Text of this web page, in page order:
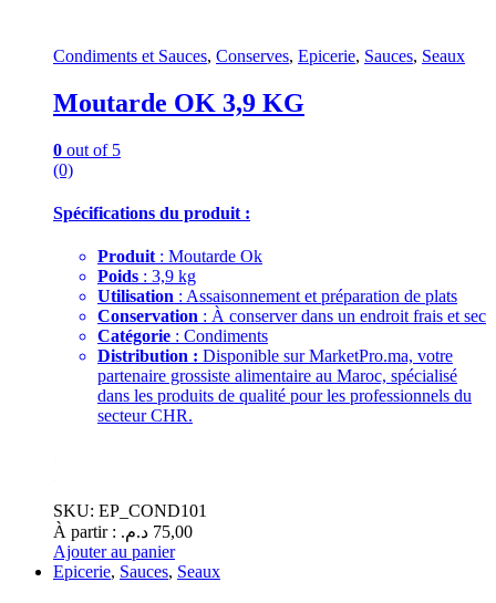
Condiments et Sauces, Conserves, Epicerie, Sauces, Seaux
Moutarde OK 3,9 KG
0 out of 5
(0)
Spécifications du produit :
Produit : Moutarde Ok
Poids : 3,9 kg
Utilisation : Assaisonnement et préparation de plats
Conservation : À conserver dans un endroit frais et sec
Catégorie : Condiments
Distribution : Disponible sur MarketPro.ma, votre
partenaire grossiste alimentaire au Maroc, spécialisé
dans les produits de qualité pour les professionnels du
secteur CHR.
SKU: EP_COND101
À partir :
75,00 د.م.
Ajouter au panier
Epicerie, Sauces, Seaux